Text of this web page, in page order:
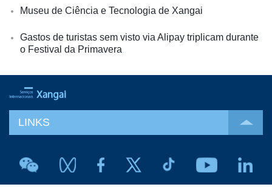
Museu de Ciência e Tecnologia de Xangai
Gastos de turistas sem visto via Alipay triplicam durante
o Festival da Primavera
LINKS